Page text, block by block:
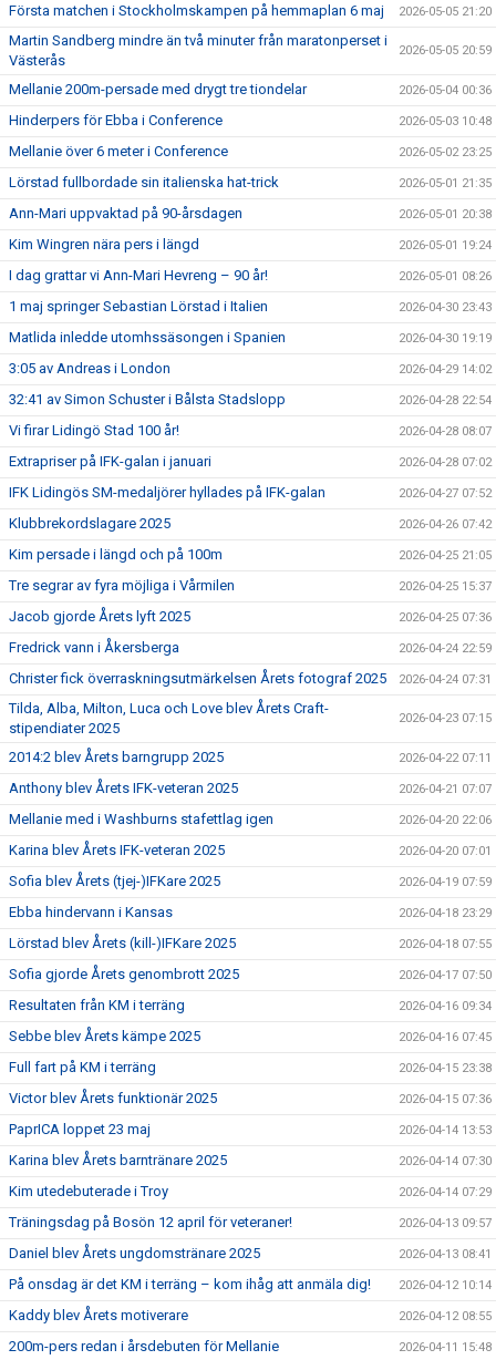
Första matchen i Stockholmskampen på hemmaplan 6 maj 2026-05-05 21:20
Martin Sandberg mindre än två minuter från maratonperset i
Västerås
2026-05-05 20:59
Mellanie 200m-persade med drygt tre tiondelar 2026-05-04 00:36
Hinderpers för Ebba i Conference 2026-05-03 10:48
Mellanie över 6 meter i Conference 2026-05-02 23:25
Lörstad fullbordade sin italienska hat-trick 2026-05-01 21:35
Ann-Mari uppvaktad på 90-årsdagen 2026-05-01 20:38
Kim Wingren nära pers i längd 2026-05-01 19:24
I dag grattar vi Ann-Mari Hevreng – 90 år! 2026-05-01 08:26
1 maj springer Sebastian Lörstad i Italien 2026-04-30 23:43
Matlida inledde utomhssäsongen i Spanien 2026-04-30 19:19
3:05 av Andreas i London 2026-04-29 14:02
32:41 av Simon Schuster i Bålsta Stadslopp 2026-04-28 22:54
Vi firar Lidingö Stad 100 år! 2026-04-28 08:07
Extrapriser på IFK-galan i januari 2026-04-28 07:02
IFK Lidingös SM-medaljörer hyllades på IFK-galan 2026-04-27 07:52
Klubbrekordslagare 2025 2026-04-26 07:42
Kim persade i längd och på 100m 2026-04-25 21:05
Tre segrar av fyra möjliga i Vårmilen 2026-04-25 15:37
Jacob gjorde Årets lyft 2025 2026-04-25 07:36
Fredrick vann i Åkersberga 2026-04-24 22:59
Christer fick överraskningsutmärkelsen Årets fotograf 2025 2026-04-24 07:31
Tilda, Alba, Milton, Luca och Love blev Årets Craft-
stipendiater 2025
2026-04-23 07:15
2014:2 blev Årets barngrupp 2025 2026-04-22 07:11
Anthony blev Årets IFK-veteran 2025 2026-04-21 07:07
Mellanie med i Washburns stafettlag igen 2026-04-20 22:06
Karina blev Årets IFK-veteran 2025 2026-04-20 07:01
Sofia blev Årets (tjej-)IFKare 2025 2026-04-19 07:59
Ebba hindervann i Kansas 2026-04-18 23:29
Lörstad blev Årets (kill-)IFKare 2025 2026-04-18 07:55
Sofia gjorde Årets genombrott 2025 2026-04-17 07:50
Resultaten från KM i terräng 2026-04-16 09:34
Sebbe blev Årets kämpe 2025 2026-04-16 07:45
Full fart på KM i terräng 2026-04-15 23:38
Victor blev Årets funktionär 2025 2026-04-15 07:36
PaprICA loppet 23 maj 2026-04-14 13:53
Karina blev Årets barntränare 2025 2026-04-14 07:30
Kim utedebuterade i Troy 2026-04-14 07:29
Träningsdag på Bosön 12 april för veteraner! 2026-04-13 09:57
Daniel blev Årets ungdomstränare 2025 2026-04-13 08:41
På onsdag är det KM i terräng – kom ihåg att anmäla dig! 2026-04-12 10:14
Kaddy blev Årets motiverare 2026-04-12 08:55
200m-pers redan i årsdebuten för Mellanie 2026-04-11 15:48